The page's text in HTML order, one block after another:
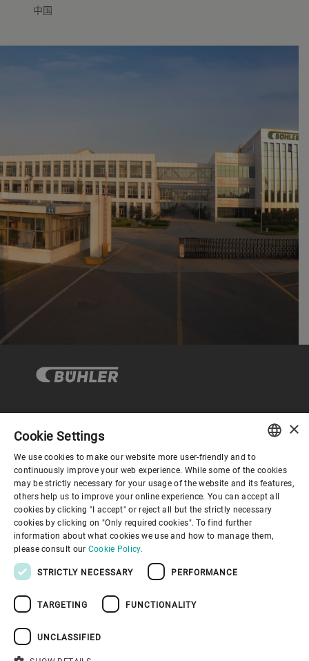
中国
企业与合规
关于布勒
联系我们
布勒（无锡）商业有限公司
ENGLISH
SPANISH
GERMAN
FRENCH
×
Cookie Settings
We use cookies to make our website more user-friendly and to
continuously improve your web experience. While some of the cookies
may be strictly necessary for your usage of the website and its features,
others help us to improve your online experience. You can accept all
cookies by clicking "I accept" or reject all but the strictly necessary
cookies by clicking on "Only required cookies". To find further
information about what cookies we use and how to manage them,
please consult our Cookie Policy.
STRICTLY NECESSARY PERFORMANCE
TARGETING FUNCTIONALITY
UNCLASSIFIED